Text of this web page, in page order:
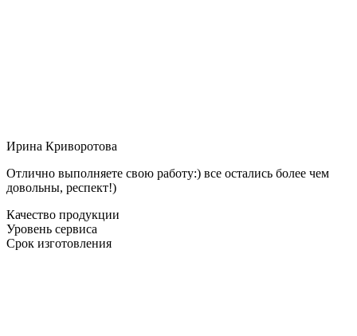
Ирина Криворотова
Отлично выполняете свою работу:) все остались более чем
довольны, респект!)
Качество продукции
Уровень сервиса
Срок изготовления